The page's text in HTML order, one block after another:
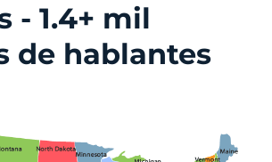
- 1.4+ mil
de hablantes